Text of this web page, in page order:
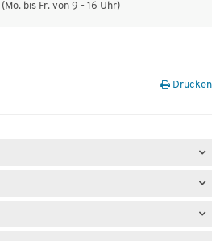
(Mo. bis Fr. von 9 - 16 Uhr)
Drucken